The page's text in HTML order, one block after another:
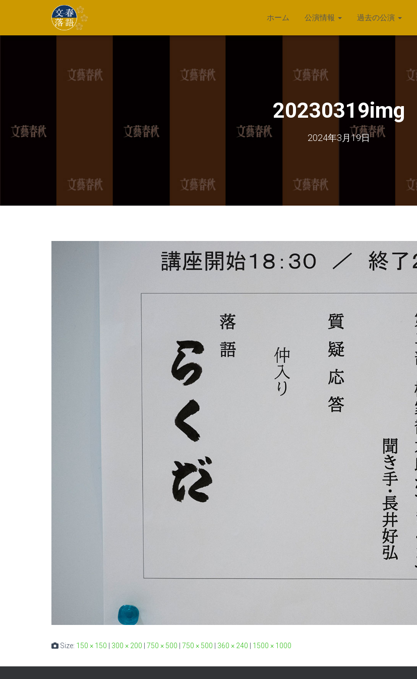
ホーム 公演情報 過去の公演
20230319img
2024年3月19日
Size: 150 × 150 300 × 200 750 × 500 750 × 500 360 × 240 1500 × 1000